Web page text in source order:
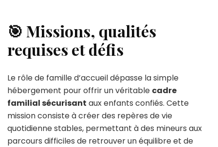
🎯 Missions, qualités
requises et défis
Le rôle de famille d’accueil dépasse la simple
hébergement pour offrir un véritable cadre
familial sécurisant aux enfants confiés. Cette
mission consiste à créer des repères de vie
quotidienne stables, permettant à des mineurs aux
parcours difficiles de retrouver un équilibre et de